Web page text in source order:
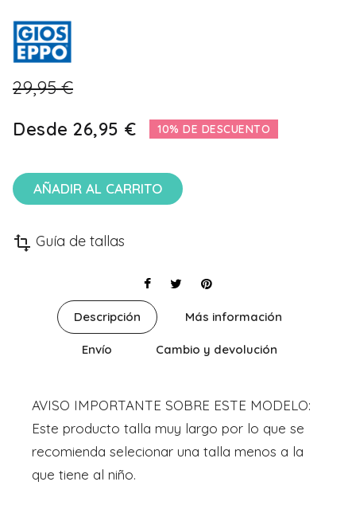
29,95 €
Desde 26,95 € 10% DE DESCUENTO
AÑADIR AL CARRITO
transform Guía de tallas
Descripción Más información
Envío Cambio y devolución
AVISO IMPORTANTE SOBRE ESTE MODELO:
Este producto talla muy largo por lo que se
recomienda selecionar una talla menos a la
que tiene al niño.